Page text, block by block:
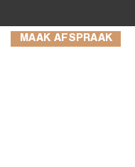
MAAK AFSPRAAK